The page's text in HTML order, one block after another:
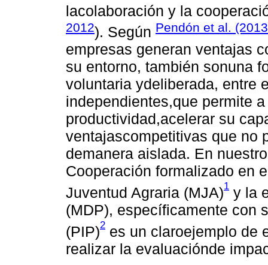
lacolaboración y la
2012). Según Pendón et al. (2013
empresas generan ventajas
su entorno, también sonuna
voluntaria ydeliberada, entre
independientes,que permite
productividad,acelerar su
ventajascompetitivas que no
demanera aislada. En
Cooperación formalizado en
Juventud Agraria (MJA)1 y la
(MDP), específicamente con
(PIP)2 es un claroejemplo de
realizar la evaluaciónde